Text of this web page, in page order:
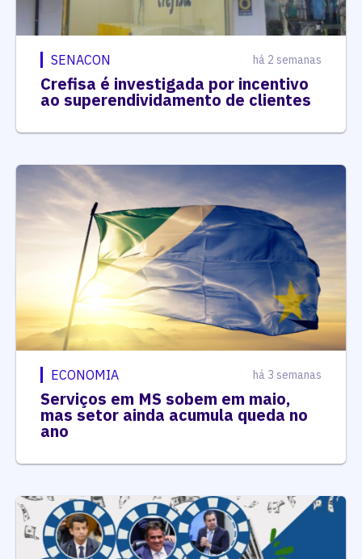
SENACON há 2 semanas
Crefisa é investigada por incentivo
ao superendividamento de clientes
ECONOMIA há 3 semanas
Serviços em MS sobem em maio,
mas setor ainda acumula queda no
ano